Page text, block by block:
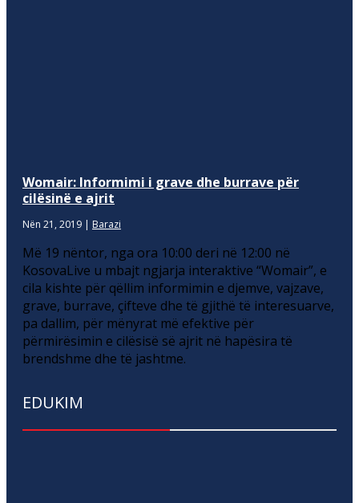
Womair: Informimi i grave dhe burrave për
cilësinë e ajrit
Nën 21, 2019 | Barazi
Më 19 nëntor, nga ora 10:00 deri në 12:00 në
KosovaLive u mbajt ngjarja interaktive “Womair”, e
cila kishte për qëllim informimin e djemve, vajzave,
grave, burrave, çifteve dhe të gjithë të interesuarve,
pa dallim, për mënyrat më efektive për
përmirësimin e cilësisë së ajrit në hapësira të
brendshme dhe të jashtme.
EDUKIM